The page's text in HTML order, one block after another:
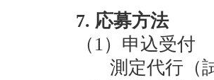
7. 応募方法
（1）申込受付
測定代行（